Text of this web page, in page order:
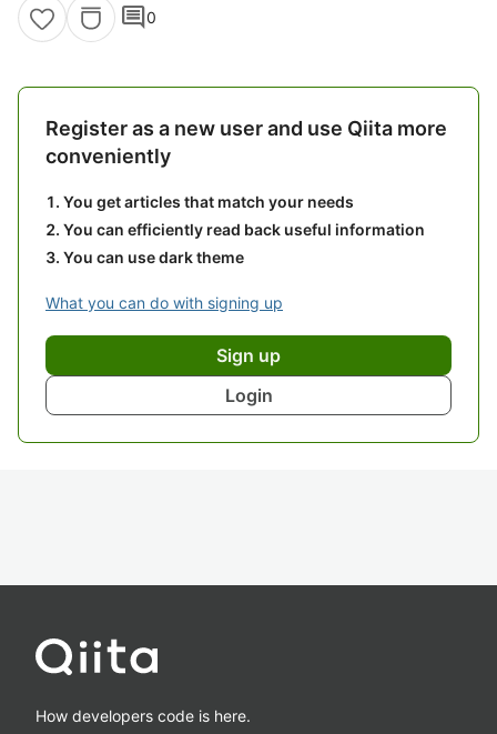
comment0
Register as a new user and use Qiita more
conveniently
You get articles that match your needs
You can efficiently read back useful information
You can use dark theme
What you can do with signing up
Sign up
Login
How developers code is here.